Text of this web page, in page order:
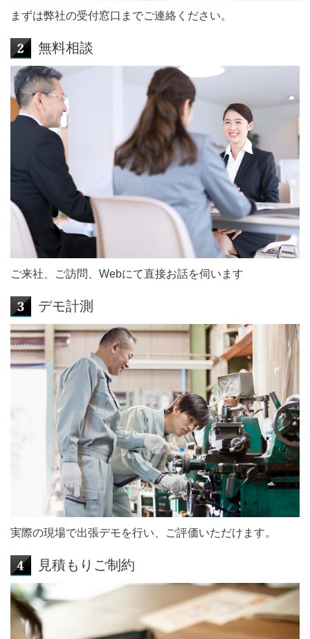
まずは弊社の受付窓口までご連絡ください。
無料相談
ご来社、ご訪問、Webにて直接お話を伺います
デモ計測
実際の現場で出張デモを行い、ご評価いただけます。
見積もりご制約